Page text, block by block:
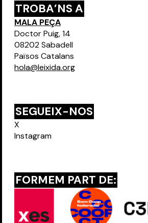
TROBA’NS A
MALA PEÇA
Doctor Puig, 14
08202 Sabadell
Països Catalans
hola@leixida.org
SEGUEIX-NOS
X
Instagram
FORMEM PART DE: